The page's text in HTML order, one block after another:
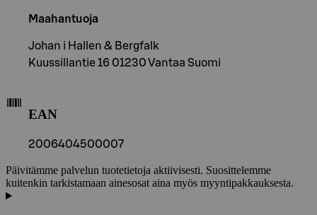
Maahantuoja
Johan i Hallen & Bergfalk
Kuussillantie 16 01230 Vantaa Suomi
EAN
2006404500007
Päivitämme palvelun tuotetietoja aktiivisesti. Suosittelemme
kuitenkin tarkistamaan ainesosat aina myös myyntipakkauksesta.